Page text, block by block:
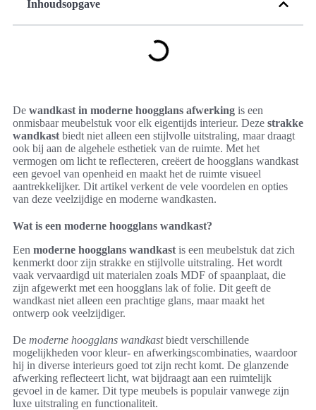
Inhoudsopgave
De wandkast in moderne hoogglans afwerking is een
onmisbaar meubelstuk voor elk eigentijds interieur. Deze strakke
wandkast biedt niet alleen een stijlvolle uitstraling, maar draagt
ook bij aan de algehele esthetiek van de ruimte. Met het
vermogen om licht te reflecteren, creëert de hoogglans wandkast
een gevoel van openheid en maakt het de ruimte visueel
aantrekkelijker. Dit artikel verkent de vele voordelen en opties
van deze veelzijdige en moderne wandkasten.
Wat is een moderne hoogglans wandkast?
Een moderne hoogglans wandkast is een meubelstuk dat zich
kenmerkt door zijn strakke en stijlvolle uitstraling. Het wordt
vaak vervaardigd uit materialen zoals MDF of spaanplaat, die
zijn afgewerkt met een hoogglans lak of folie. Dit geeft de
wandkast niet alleen een prachtige glans, maar maakt het
ontwerp ook veelzijdiger.
De moderne hoogglans wandkastbiedt verschillende
mogelijkheden voor kleur- en afwerkingscombinaties, waardoor
hij in diverse interieurs goed tot zijn recht komt. De glanzende
afwerking reflecteert licht, wat bijdraagt aan een ruimtelijk
gevoel in de kamer. Dit type meubels is populair vanwege zijn
luxe uitstraling en functionaliteit.